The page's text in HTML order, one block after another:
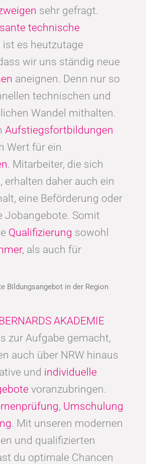
sehr gefragt.
technische
ist es heutzutage
wir uns ständig neue
aneignen. Denn nur so
technischen und
Wandel mithalten.
Aufstiegsfortbildungen
Wert für ein
. Mitarbeiter, die sich
erhalten daher auch ein
eine Beförderung oder
Jobangebote. Somit
Qualifizierung sowohl
, als auch für
Bildungsangebot in der Region
AKADEMIE
zur Aufgabe gemacht,
auch über NRW hinaus
und individuelle
voranzubringen.
, Umschulung
. Mit unseren modernen
und qualifizierten
du optimale Chancen